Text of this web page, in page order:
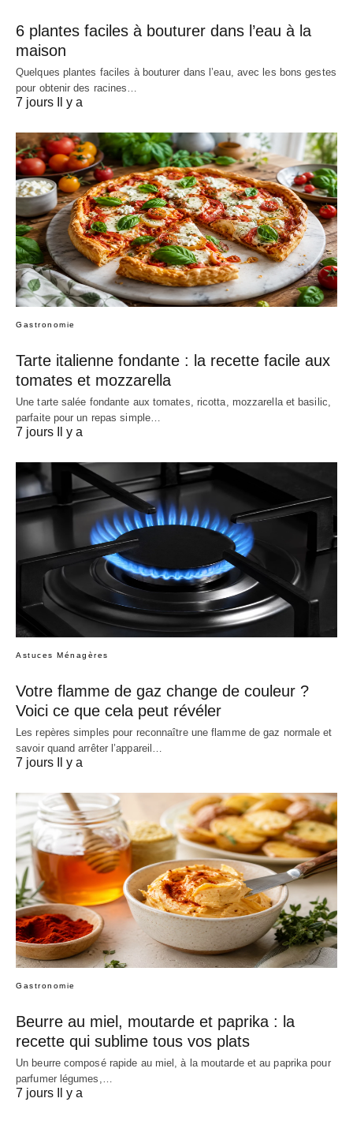
6 plantes faciles à bouturer dans l’eau à la
maison
Quelques plantes faciles à bouturer dans l’eau, avec les bons gestes
pour obtenir des racines…
7 jours Il y a
Gastronomie
Tarte italienne fondante : la recette facile aux
tomates et mozzarella
Une tarte salée fondante aux tomates, ricotta, mozzarella et basilic,
parfaite pour un repas simple…
7 jours Il y a
Astuces Ménagères
Votre flamme de gaz change de couleur ?
Voici ce que cela peut révéler
Les repères simples pour reconnaître une flamme de gaz normale et
savoir quand arrêter l’appareil…
7 jours Il y a
Gastronomie
Beurre au miel, moutarde et paprika : la
recette qui sublime tous vos plats
Un beurre composé rapide au miel, à la moutarde et au paprika pour
parfumer légumes,…
7 jours Il y a